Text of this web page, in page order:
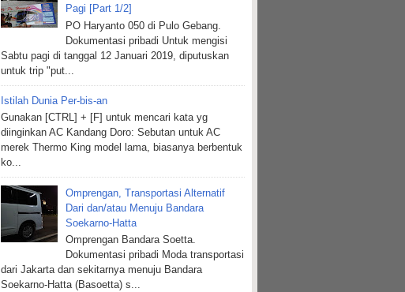
Pagi [Part 1/2]
PO Haryanto 050 di Pulo Gebang.
Dokumentasi pribadi Untuk mengisi
Sabtu pagi di tanggal 12 Januari 2019, diputuskan
untuk trip "put...
Istilah Dunia Per-bis-an
Gunakan [CTRL] + [F] untuk mencari kata yg
diinginkan AC Kandang Doro: Sebutan untuk AC
merek Thermo King model lama, biasanya berbentuk
ko...
Omprengan, Transportasi Alternatif
Dari dan/atau Menuju Bandara
Soekarno-Hatta
Omprengan Bandara Soetta.
Dokumentasi pribadi Moda transportasi
dari Jakarta dan sekitarnya menuju Bandara
Soekarno-Hatta (Basoetta) s...